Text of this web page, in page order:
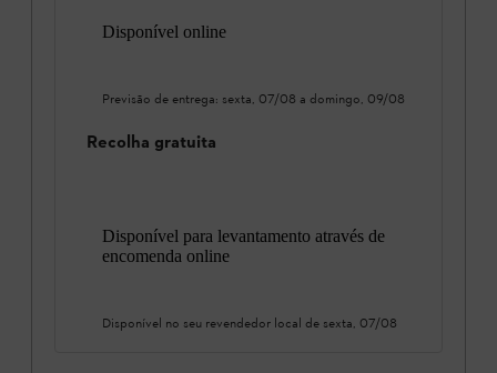
Disponível online
Previsão de entrega: sexta, 07/08 a domingo, 09/08
Recolha gratuita
Disponível para levantamento através de
encomenda online
Disponível no seu revendedor local de sexta, 07/08